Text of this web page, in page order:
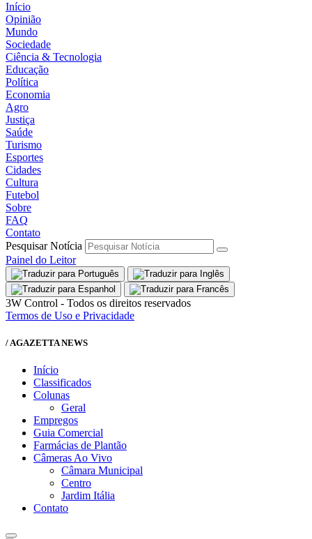
Início
Opinião
Mundo
Sociedade
Ciência & Tecnologia
Educação
Política
Economia
Agro
Justiça
Saúde
Turismo
Esportes
Cidades
Cultura
Futebol
Sobre
FAQ
Contato
Pesquisar Notícia
Painel do Leitor
3W Control - Todos os direitos reservados
Termos de Uso e Privacidade
/ AGAZETTA NEWS
Início
Classificados
Colunas
Geral
Empregos
Guia Comercial
Farmácias de Plantão
Câmeras Ao Vivo
Câmara Municipal
Centro
Jardim Itália
Contato